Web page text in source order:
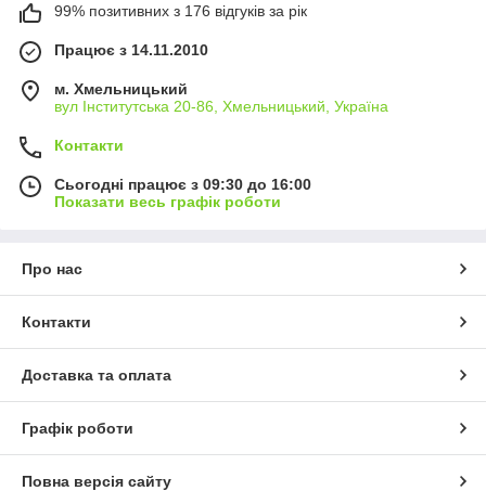
99% позитивних з 176 відгуків за рік
Працює з 14.11.2010
м. Хмельницький
вул Інститутська 20-86, Хмельницький, Україна
Контакти
Сьогодні працює з 09:30 до 16:00
Показати весь графік роботи
Про нас
Контакти
Доставка та оплата
Графік роботи
Повна версія сайту